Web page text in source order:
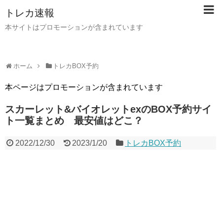
トレカ速報
本サイトはプロモーションが含まれています
ホーム トレカBOX予約
本ページはプロモーションが含まれています
スカーレット&バイオレットexのBOX予約サイ
ト一覧まとめ 最安値はどこ？
2022/12/30 2023/1/20 トレカBOX予約